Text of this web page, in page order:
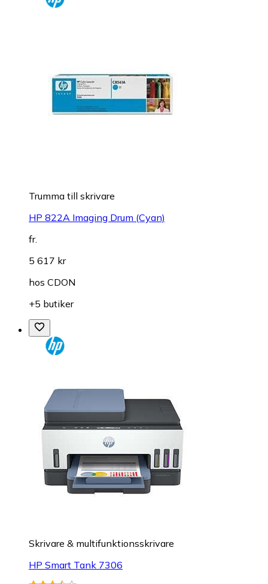
Trumma till skrivare
HP 822A Imaging Drum (Cyan)
fr.
5 617 kr
hos CDON
+5 butiker
Skrivare & multifunktionsskrivare
HP Smart Tank 7306